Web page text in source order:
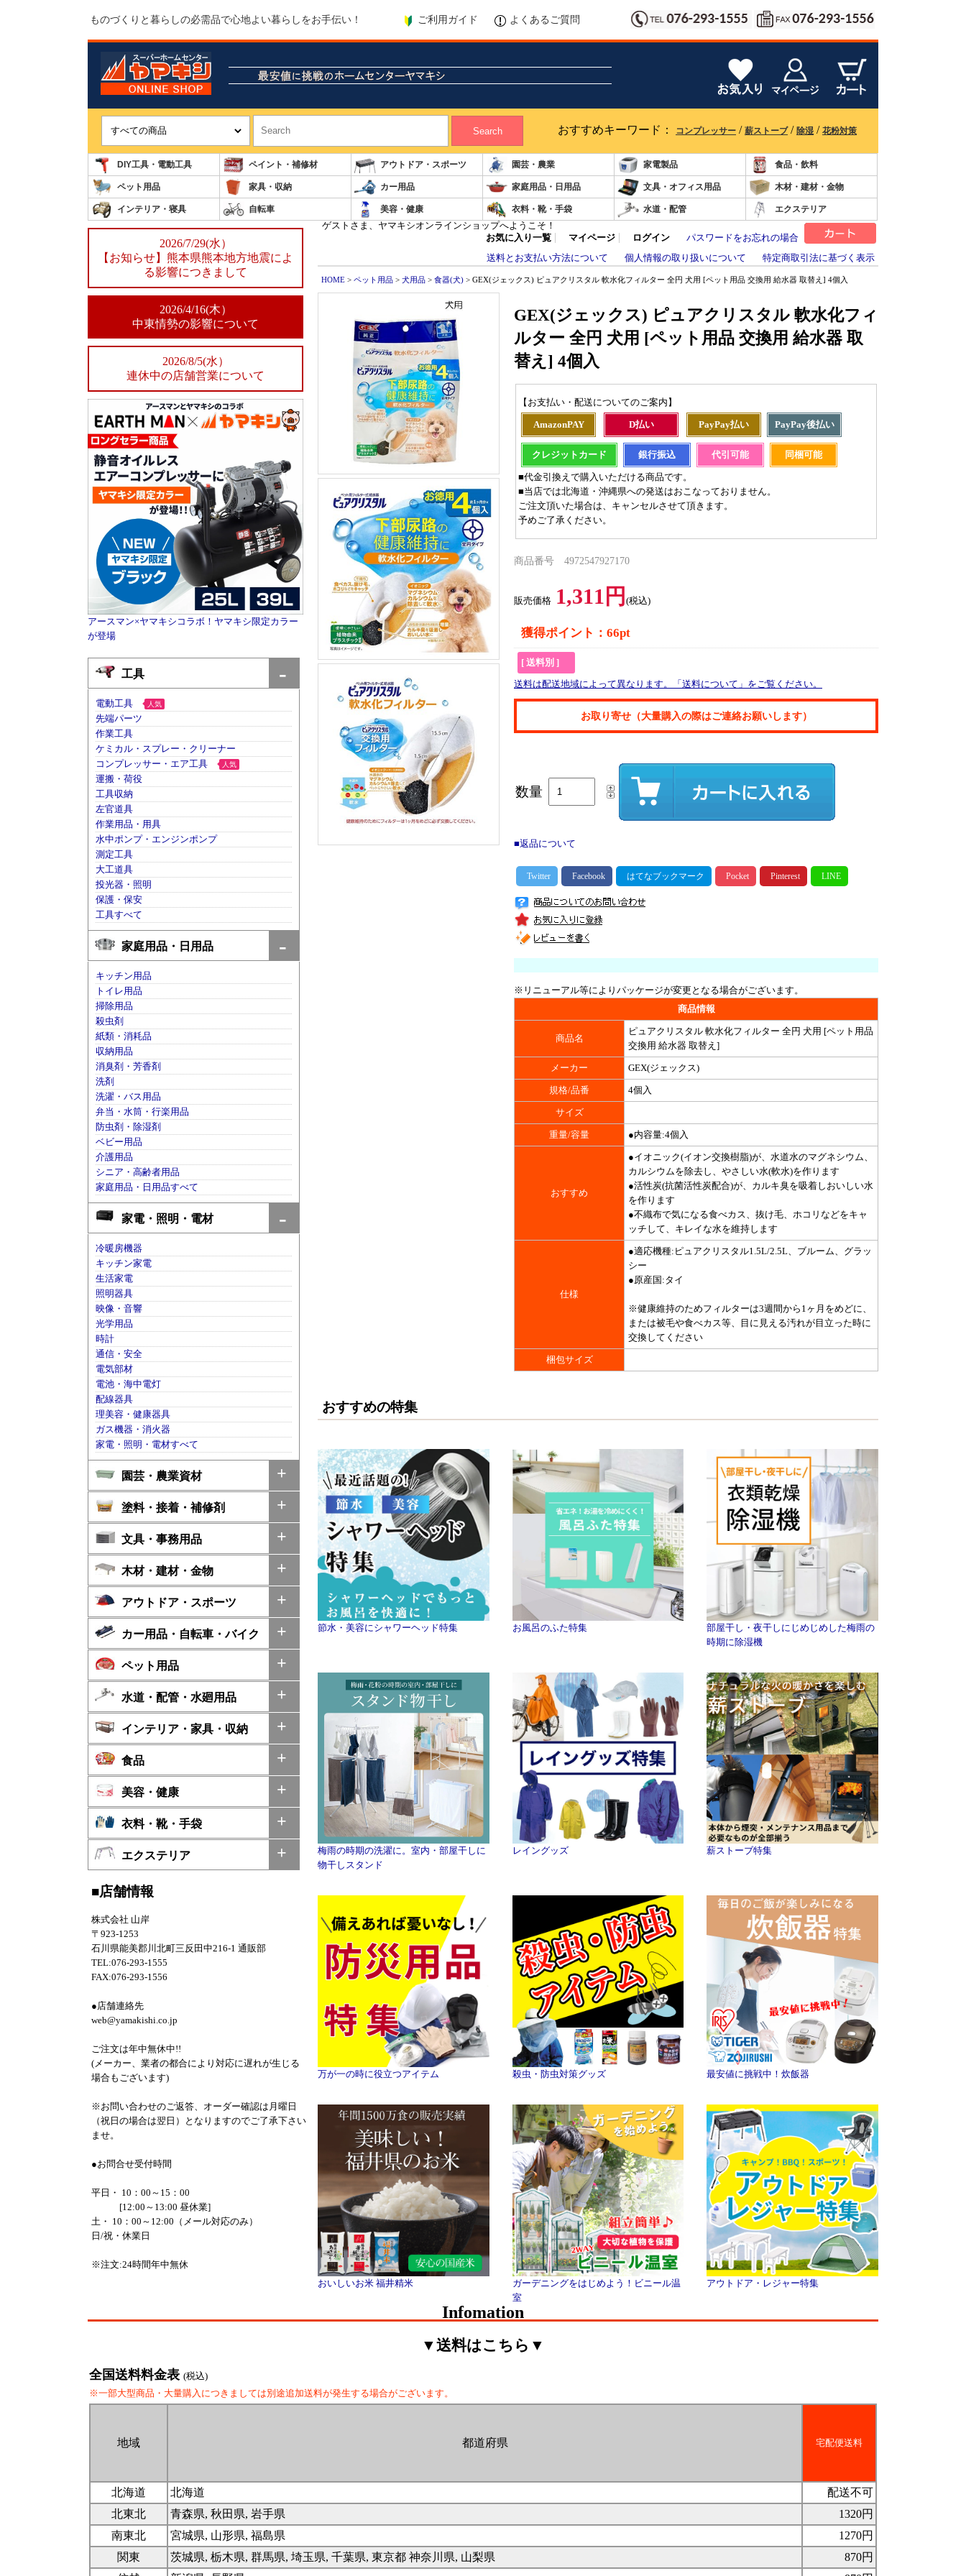
ものづくりと暮らしの必需品で心地よい暮らしをお手伝い！ ご利用ガイド よくあるご質問
Search おすすめキーワード： コンプレッサー / 薪ストーブ/ 除湿 / 花粉対策
DIY工具・電動工具 ペイント・補修材 アウトドア・スポーツ 園芸・農業 家電製品 食品・飲料
ペット用品 家具・収納 カー用品 家庭用品・日用品 文具・オフィス用品 木材・建材・金物
インテリア・寝具 自転車 美容・健康 衣料・靴・手袋 水道・配管 エクステリア
2026/7/29(水）
【お知らせ】熊本県熊本地方地震によ
る影響につきまして
2026/4/16(木）
中東情勢の影響について
2026/8/5(水）
連休中の店舗営業について
アースマン×ヤマキシコラボ！ヤマキシ限定カラー
が登場
工具
電動工具 人気
先端パーツ
作業工具
ケミカル・スプレー・クリーナー
コンプレッサー・エア工具
人気
運搬・荷役
工具収納
左官道具
作業用品・用具
水中ポンプ・エンジンポンプ
測定工具
大工道具
投光器・照明
保護・保安
工具すべて
家庭用品・日用品
キッチン用品
トイレ用品
掃除用品
殺虫剤
紙類・消耗品
収納用品
消臭剤・芳香剤
洗剤
洗濯・バス用品
弁当・水筒・行楽用品
防虫剤・除湿剤
ベビー用品
介護用品
シニア・高齢者用品
家庭用品・日用品すべて
家電・照明・電材
冷暖房機器
キッチン家電
生活家電
照明器具
映像・音響
光学用品
時計
通信・安全
電気部材
電池・海中電灯
配線器具
理美容・健康器具
ガス機器・消火器
家電・照明・電材すべて
園芸・農業資材
塗料・接着・補修剤
文具・事務用品
木材・建材・金物
アウトドア・スポーツ
カー用品・自転車・バイク
ペット用品
水道・配管・水廻用品
インテリア・家具・収納
食品
美容・健康
衣料・靴・手袋
エクステリア
■店舗情報
株式会社 山岸
〒923-1253
石川県能美郡川北町三反田中216-1 通販部
TEL:076-293-1555
FAX:076-293-1556
●店舗連絡先
web@yamakishi.co.jp
ご注文は年中無休中!!
(メーカー、業者の都合により対応に遅れが生じる
場合もございます)
※お問い合わせのご返答、オーダー確認は月曜日
（祝日の場合は翌日）となりますのでご了承下さい
ませ。
●お問合せ受付時間
平日・ 10：00～15：00
[12:00～13:00 昼休業]
土・ 10：00～12:00（メール対応のみ）
日/祝・休業日
※注文:24時間年中無休
ゲストさま、ヤマキシオンラインショップへようこそ！
お気に入り一覧
マイページ ログイン
パスワードをお忘れの場合
送料とお支払い方法について
個人情報の取り扱いについて 特定商取引法に基づく表示
HOME > ペット用品 > 犬用品 > 食器(犬) > GEX(ジェックス) ピュアクリスタル 軟水化フィルター 全円 犬用 [ペット用品 交換用 給水器 取替え] 4個入
GEX(ジェックス) ピュアクリスタル 軟水化フィ
ルター 全円 犬用 [ペット用品 交換用 給水器 取
替え] 4個入
【お支払い・配送についてのご案内】
AmazonPAY D払い PayPay払い PayPay後払い
クレジットカード 銀行振込 代引可能 同梱可能
■代金引換えで購入いただける商品です。
■当店では北海道・沖縄県への発送はおこなっておりません。
ご注文頂いた場合は、キャンセルさせて頂きます。
予めご了承ください。
商品番号 4972547927170
販売価格 1,311円(税込)
獲得ポイント：66pt
[ 送料別 ]
送料は配送地域によって異なります。「送料について」をご覧ください。
お取り寄せ（大量購入の際はご連絡お願いします）
数量
■返品について
※リニューアル等によりパッケージが変更となる場合がございます。
商品情報
商品名
ピュアクリスタル 軟水化フィルター 全円 犬用 [ペット用品
交換用 給水器 取替え]
メーカー GEX(ジェックス)
規格/品番 4個入
サイズ
重量/容量 ●内容量:4個入
おすすめ
●イオニック(イオン交換樹脂)が、水道水のマグネシウム、
カルシウムを除去し、やさしい水(軟水)を作ります
●活性炭(抗菌活性炭配合)が、カルキ臭を吸着しおいしい水
を作ります
●不織布で気になる食べカス、抜け毛、ホコリなどをキャ
ッチして、キレイな水を維持します
仕様
●適応機種:ピュアクリスタル1.5L/2.5L、ブルーム、グラッ
シー
●原産国:タイ
※健康維持のためフィルターは3週間から1ヶ月をめどに、
または被毛や食べカス等、目に見える汚れが目立った時に
交換してください
梱包サイズ
おすすめの特集
節水・美容にシャワーヘッド特集 お風呂のふた特集
部屋干し・夜干しにじめじめした梅雨の
時期に除湿機
梅雨の時期の洗濯に。室内・部屋干しに
物干しスタンド
レイングッズ 薪ストーブ特集
万が一の時に役立つアイテム 殺虫・防虫対策グッズ 最安値に挑戦中！炊飯器
おいしいお米 福井精米
ガーデニングをはじめよう！ビニール温
室
アウトドア・レジャー特集
Infomation
▼送料はこちら▼
全国送料料金表 (税込)
※一部大型商品・大量購入につきましては別途追加送料が発生する場合がございます。
地域 都道府県 宅配便送料
北海道 北海道
配送不可
北東北
青森県, 秋田県, 岩手県
1320円
南東北
宮城県, 山形県, 福島県
1270円
関東
茨城県, 栃木県, 群馬県, 埼玉県, 千葉県, 東京都 神奈川県, 山梨県
870円